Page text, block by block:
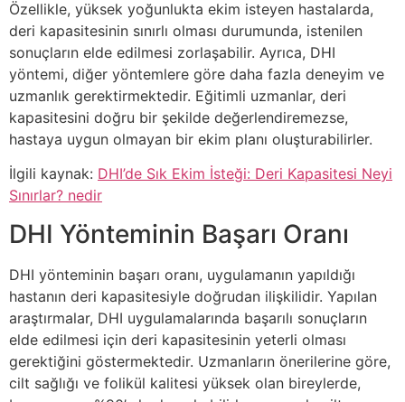
Özellikle, yüksek yoğunlukta ekim isteyen hastalarda,
deri kapasitesinin sınırlı olması durumunda, istenilen
sonuçların elde edilmesi zorlaşabilir. Ayrıca, DHI
yöntemi, diğer yöntemlere göre daha fazla deneyim ve
uzmanlık gerektirmektedir. Eğitimli uzmanlar, deri
kapasitesini doğru bir şekilde değerlendiremezse,
hastaya uygun olmayan bir ekim planı oluşturabilirler.
İlgili kaynak: DHI’de Sık Ekim İsteği: Deri Kapasitesi Neyi
Sınırlar? nedir
DHI Yönteminin Başarı Oranı
DHI yönteminin başarı oranı, uygulamanın yapıldığı
hastanın deri kapasitesiyle doğrudan ilişkilidir. Yapılan
araştırmalar, DHI uygulamalarında başarılı sonuçların
elde edilmesi için deri kapasitesinin yeterli olması
gerektiğini göstermektedir. Uzmanların önerilerine göre,
cilt sağlığı ve folikül kalitesi yüksek olan bireylerde,